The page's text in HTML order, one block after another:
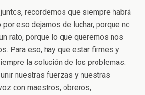
recordemos que siempre habrá
eso dejamos de luchar, porque no
rato, porque lo que queremos nos
Para eso, hay que estar firmes y
la solución de los problemas.
nuestras fuerzas y nuestras
con maestros, obreros,